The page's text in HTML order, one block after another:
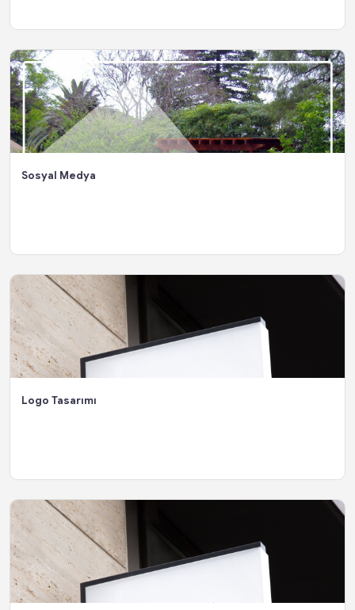
Sosyal Medya
Logo Tasarımı